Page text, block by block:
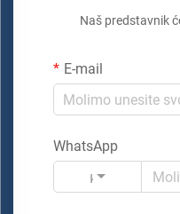
Naš predstavnik
E-mail
WhatsApp
Kod